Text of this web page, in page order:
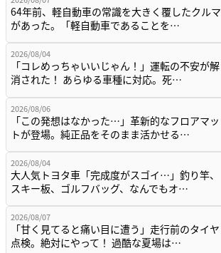
64年前、軽自動車の常識を大きく覆したクルマ
があった。「軽自動車であることを…
2026/08/04
「コレめっちゃいいじゃん！」運転の不安が解
消された！ あらゆる車種に対応。死…
2026/08/06
「この発想はなかった…」革新的なフロアマッ
トが登場。純正品をそのまま活かせる…
2026/08/04
大人気トヨタ車「完成度がスゴイ…」釣り竿、
スキー板、ゴルフバッグ、なんでもオ…
2026/08/07
「甘く見てると痛い目に遭う」走行前のタイヤ
点検。絶対にやって！ 過酷な夏場は…